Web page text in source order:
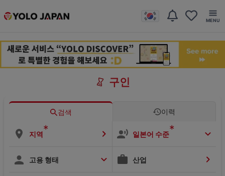
구인
검색 이력
지역* 일본어 수준*
고용 형태 산업